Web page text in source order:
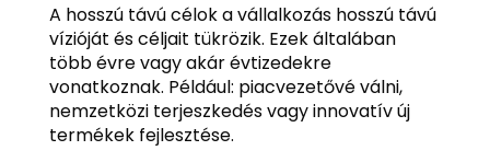
A hosszú távú célok a vállalkozás hosszú távú
vízióját és céljait tükrözik. Ezek általában
több évre vagy akár évtizedekre
vonatkoznak. Például: piacvezetővé válni,
nemzetközi terjeszkedés vagy innovatív új
termékek fejlesztése.